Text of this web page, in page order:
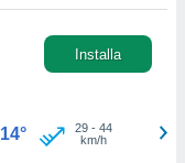
Installa
14° 29- 44
km/h